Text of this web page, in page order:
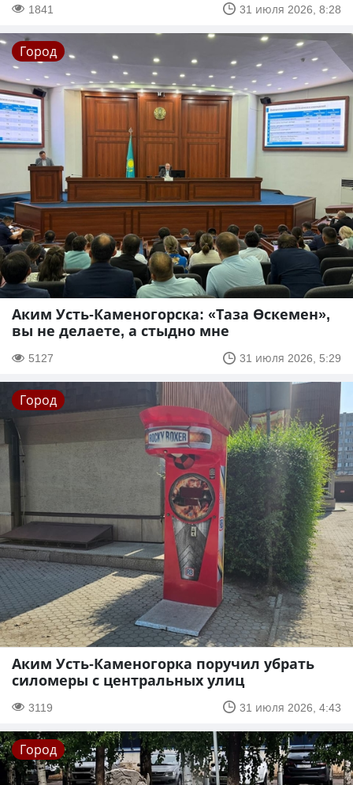
1841 31 июля 2026, 8:28
Город
Аким Усть-Каменогорска: «Таза Өскемен»,
вы не делаете, а стыдно мне
5127 31 июля 2026, 5:29
Город
Аким Усть-Каменогорка поручил убрать
силомеры с центральных улиц
3119 31 июля 2026, 4:43
Город